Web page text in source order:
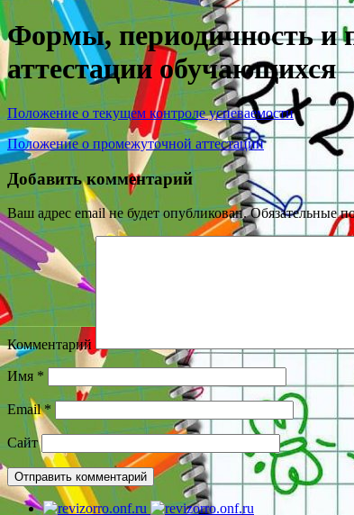
Формы, периодичность и
аттестации обучающихся
Положение о текущем контроле успеваемости
Положение о промежуточной аттестации
Добавить комментарий
Ваш адрес email не будет опубликован.Обязательные
Комментарий
Имя *
Email*
Сайт